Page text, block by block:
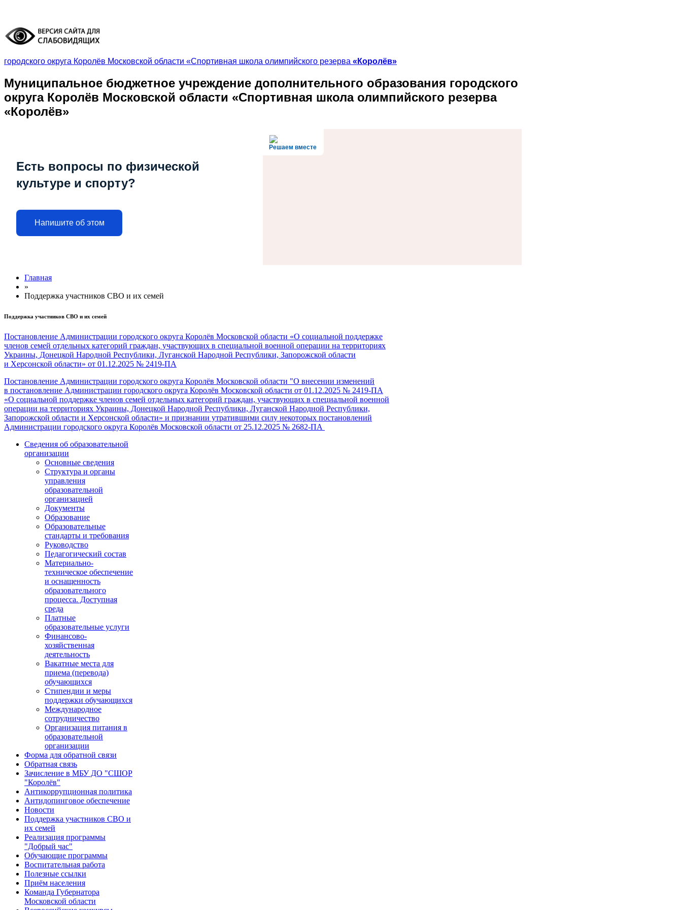
городского округа Королёв Московской области «Спортивная школа олимпийского резерва «Королёв»
Муниципальное бюджетное учреждение дополнительного образования городского
округа Королёв Московской области «Спортивная школа олимпийского резерва
«Королёв»
Решаем вместе
Есть вопросы по физической
культуре и спорту?
Напишите об этом
Главная
»
Поддержка участников СВО и их семей
Поддержка участников СВО и их семей
Постановление Администрации городского округа Королёв Московской области «О социальной поддержке
членов семей отдельных категорий граждан, участвующих в специальной военной операции на территориях
Украины, Донецкой Народной Республики, Луганской Народной Республики, Запорожской области
и Херсонской области» от 01.12.2025 № 2419-ПА
Постановление Администрации городского округа Королёв Московской области "О внесении изменений
в постановление Администрации городского округа Королёв Московской области от 01.12.2025 № 2419-ПА
«О социальной поддержке членов семей отдельных категорий граждан, участвующих в специальной военной
операции на территориях Украины, Донецкой Народной Республики, Луганской Народной Республики,
Запорожской области и Херсонской области» и признании утратившими силу некоторых постановлений
Администрации городского округа Королёв Московской области от 25.12.2025 № 2682-ПА
Сведения об образовательной
организации
Основные сведения
Структура и органы
управления
образовательной
организацией
Документы
Образование
Образовательные
стандарты и требования
Руководство
Педагогический состав
Материально-
техническое обеспечение
и оснащенность
образовательного
процесса. Доступная
среда
Платные
образовательные услуги
Финансово-
хозяйственная
деятельность
Вакатные места для
приема (перевода)
обучающихся
Стипендии и меры
поддержки обучающихся
Международное
сотрудничество
Организация питания в
образовательной
организации
Форма для обратной связи
Обратная связь
Зачисление в МБУ ДО "СШОР
"Королёв"
Антикоррупционная политика
Антидопинговое обеспечение
Новости
Поддержка участников СВО и
их семей
Реализация программы
"Добрый час"
Обучающие программы
Воспитательная работа
Полезные ссылки
Приём населения
Команда Губернатора
Московской области